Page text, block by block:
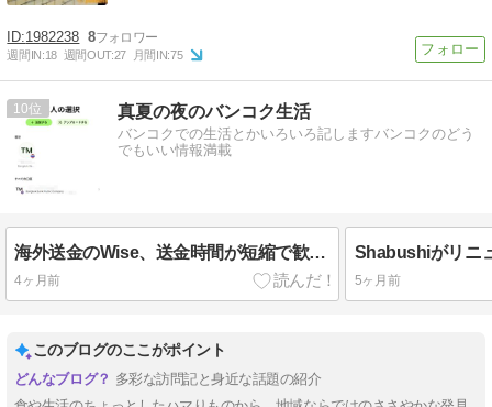
1982238 8
週間IN:18 週間OUT:27 月間IN:75
10 真夏の夜のバンコク生活
バンコクでの生活とかいろいろ記しますバンコクのどう
でもいい情報満載
海外送金のWise、送金時間が短縮で歓喜の巻
4ヶ月前
Shabushiがリニ
5ヶ月前
このブログのここがポイント
多彩な訪問記と身近な話題の紹介